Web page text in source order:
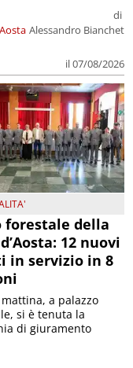
Aosta
di
Alessandro Bianchet
il 07/08/2026
forestale della
12 nuovi
in servizio in 8
a palazzo
si è tenuta la
di giuramento